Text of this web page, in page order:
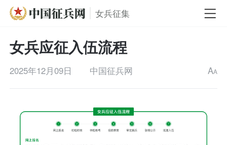
女兵征集
女兵应征入伍流程
2025年12月09日 中国征兵网 AA